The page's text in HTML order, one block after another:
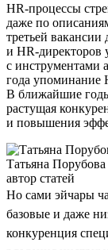
HR-процессы
даже по
третьей вакансии
и HR-директоров
с инструментами
года упоминание
В ближайшие годы
растущая
и повышения
Татьяна Порубова
автор статей
Но сами эйчары
базовые и даже
конкуренция